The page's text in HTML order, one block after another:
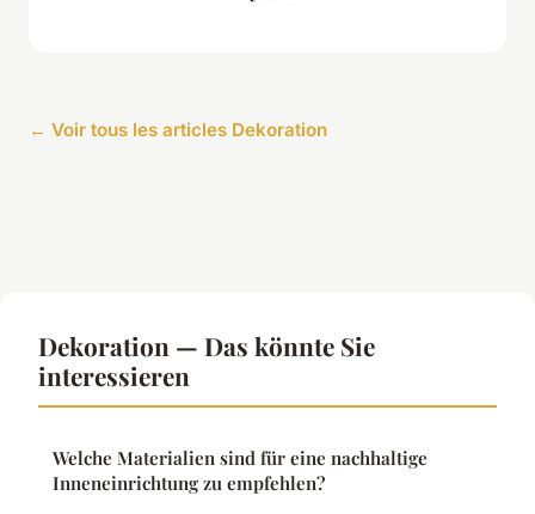
← Voir tous les articles Dekoration
Dekoration — Das könnte Sie
interessieren
Welche Materialien sind für eine nachhaltige
Inneneinrichtung zu empfehlen?